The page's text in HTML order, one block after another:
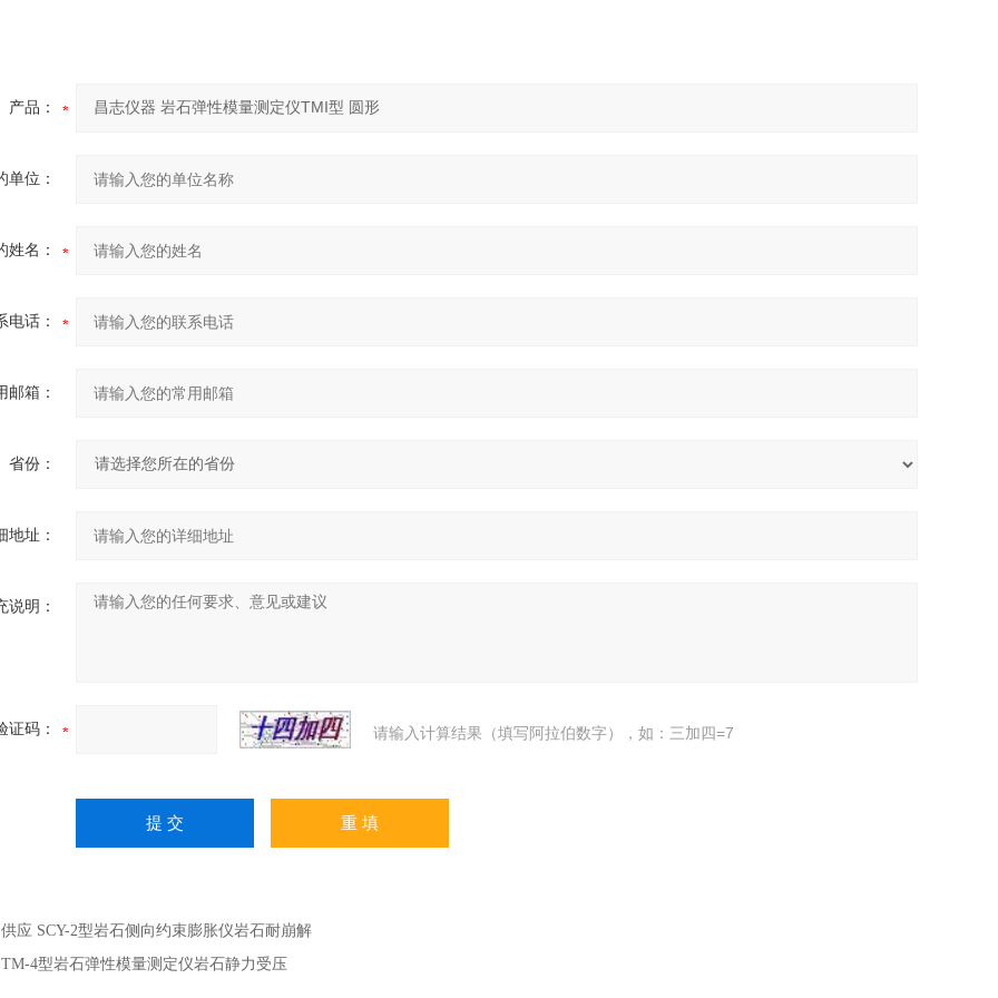
产品：
单位：
姓名：
电话：
邮箱：
省份：
地址：
说明：
证码： 请输入计算结果（填写阿拉伯数字），如：三加四=7
供应 SCY-2型岩石侧向约束膨胀仪岩石耐崩解
TM-4型岩石弹性模量测定仪岩石静力受压